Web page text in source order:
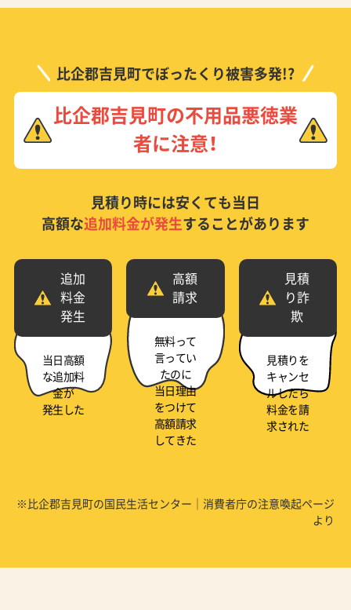
比企郡吉見町でぼったくり被害多発!?
比企郡吉見町の不用品悪徳業
者に注意！
見積り時には安くても当日
高額な追加料金が発生することがあります
追加
料金
発生
当日高額
な追加料
金が
発生した
高額
請求
無料って
言ってい
たのに
当日理由
をつけて
高額請求
してきた
見積
り詐
欺
見積りを
キャンセ
ルしたら
料金を請
求された
※比企郡吉見町の国民生活センター｜消費者庁の注意喚起ページ
より